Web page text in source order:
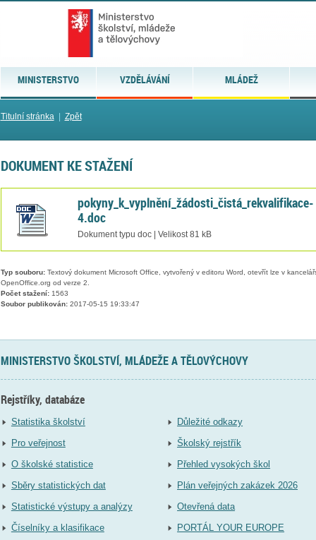
MINISTERSTVO VZDĚLÁVÁNÍ MLÁDEŽ
Titulní stránka| Zpět
DOKUMENT KE STAŽENÍ
pokyny_k_vyplnění_žádosti_čistá_rekvalifikace-
4.doc
Dokument typu doc | Velikost 81 kB
Typ souboru:Textový dokument Microsoft Office, vytvořený v editoru Word, otevřít lze v
OpenOffice.org od verze 2.
Počet stažení:1563
Soubor publikován:2017-05-15 19:33:47
MINISTERSTVO ŠKOLSTVÍ, MLÁDEŽE A TĚLOVÝCHOVY
Rejstříky, databáze
Statistika školství
Pro veřejnost
O školské statistice
Sběry statistických dat
Statistické výstupy a analýzy
Číselníky a klasifikace
Důležité odkazy
Školský rejstřík
Přehled vysokých škol
Plán veřejných zakázek 2026
Otevřená data
PORTÁL YOUR EUROPE